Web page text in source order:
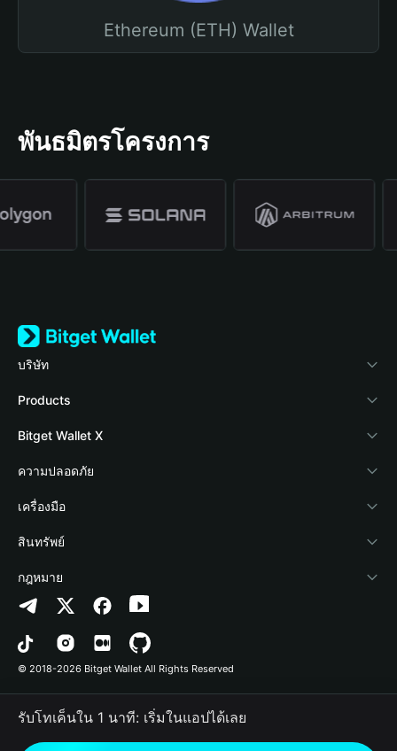
Ethereum (ETH) Wallet
พันธมิตรโครงการ
บริษัท
เกี่ยวกับ Bitget Wallet
Blog
Academy
ข่าวสารด้านคริปโต
ศูนย์ช่วยเหลือ
ติดต่อเรา
ทรัพยากรข้อมูลของแบรนด์
อาชีพ
Products
Crypto Card
Stablecoin Earn
Payfi Crypto
Crypto Swap API
Altcoin Season Index
Prediction Markets
DApp
RWA
Bitget Wallet X
นักพัฒนา
เชื่อมต่อ Wallet
Bitget Wallet Pay
ลิสต์โปรเจกต์
ความปลอดภัย
Protection Fund
เทคโนโลยีความปลอดภัย
เครื่องมือ
ซื้อคริปโต
การตรวจจับการอนุญาต
การตรวจจับสัญญา
การโอนเป็นชุด
สินทรัพย์
Arbitrum
Avalanche
Bitcoin
Polygon
กฎหมาย
นโยบายความเป็นส่วนตัว
ข้อตกลงในการใช้บริการ
© 2018-2026 Bitget Wallet All Rights Reserved
รับโทเค็นใน 1 นาที: เริ่มในแอปได้เลย